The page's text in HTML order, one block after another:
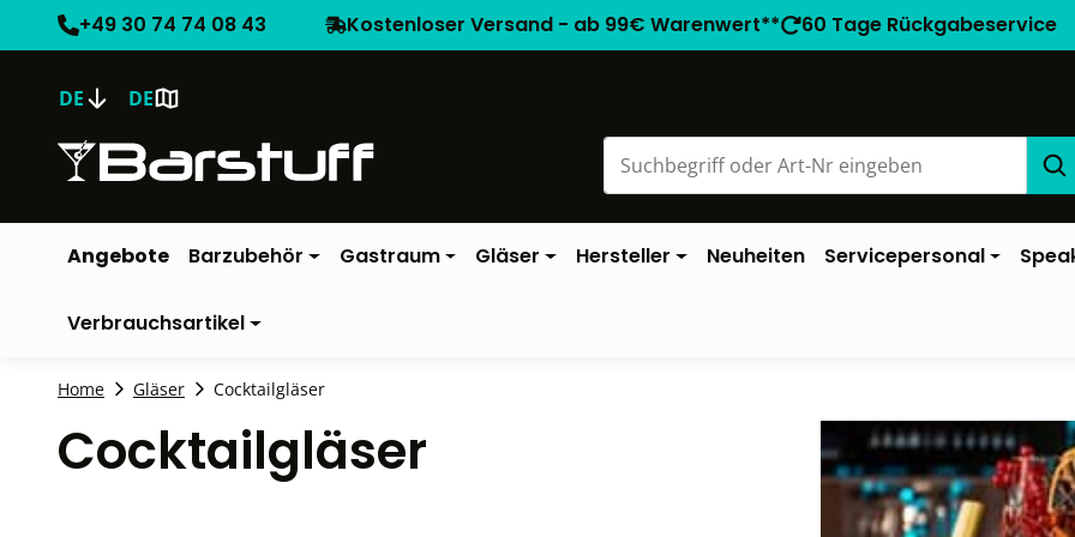
+49 30 74 74 08 43 Kostenloser Versand - ab 99€ Warenwert** 60 Tage Rückgabeservice
DE DE
Angebote Barzubehör Gastraum Gläser Hersteller Neuheiten Servicepersonal
Verbrauchsartikel
Home Gläser Cocktailgläser
Cocktailgläser